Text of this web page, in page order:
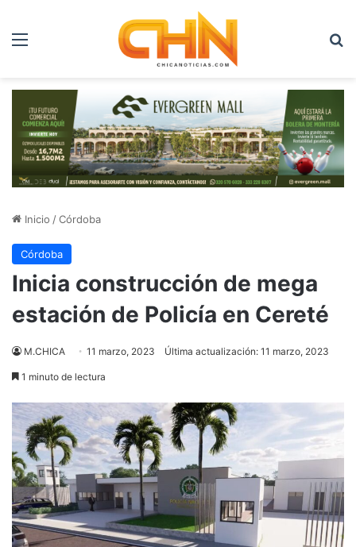
Menú
Inicio /Córdoba
Córdoba
Inicia construcción de mega
estación de Policía en Cereté
M.CHICA 11 marzo, 2023 Última actualización: 11 marzo, 2023
1 minuto de lectura